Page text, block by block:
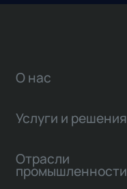
О нас
Услуги и решения
Отрасли
промышленности